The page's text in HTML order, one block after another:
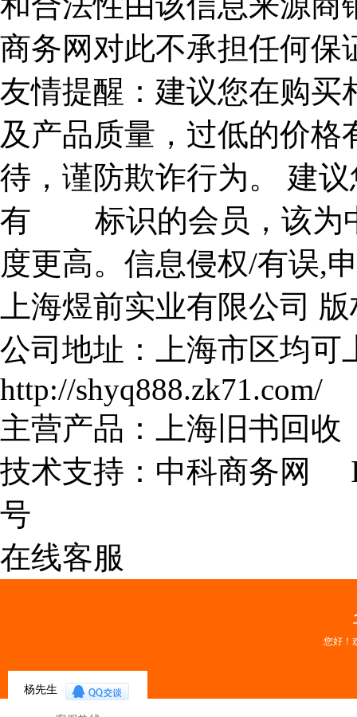
商务网对此不承担任何保
友情提醒：建议您在购买
及产品质量，过低的价
待，谨防欺诈行为。 建
有
标识的会员，该为
度更高。 信息侵权/有误,
上海煜前实业有限公司
公司地址：上海市区均可
http://shyq888.zk71.com/
主营产品：上海旧书回
技术支持： 中科商务网
号
在线客服
您好！
杨先生